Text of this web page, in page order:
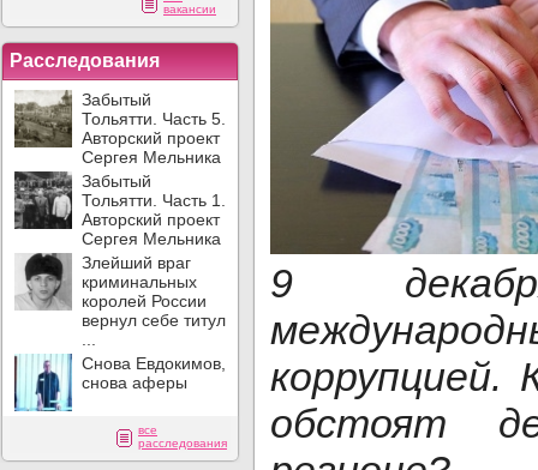
вакансии
Расследования
Забытый
Тольятти. Часть 5.
Авторский проект
Сергея Мельника
Забытый
Тольятти. Часть 1.
Авторский проект
Сергея Мельника
Злейший враг
криминальных
королей России
вернул себе титул
Снова Евдокимов,
снова аферы
все
расследования
9
коррупцией.
обстоят